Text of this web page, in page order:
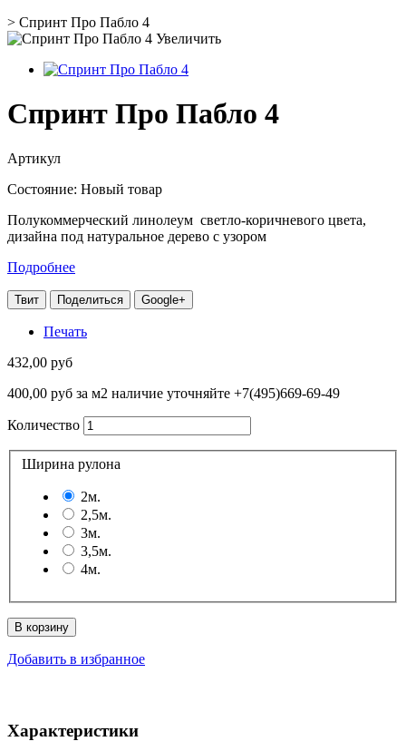
> Спринт Про Пабло 4
Увеличить
Спринт Про Пабло 4
Артикул
Состояние: Новый товар
Полукоммерческий линолеум светло-коричневого цвета,
дизайна под натуральное дерево с узором
Подробнее
Твит Поделиться Google+
Печать
432,00 руб
400,00 руб за м2 наличие уточняйте +7(495)669-69-49
Количество
Ширина рулона
2м.
2,5м.
3м.
3,5м.
4м.
В корзину
Добавить в избранное
Характеристики